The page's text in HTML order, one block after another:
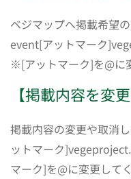
ベジマップへ掲載希望
event[アットマーク
※[アットマーク]を@に
【掲載内容を変
掲載内容の変更や取消
ットマーク
マーク]を@に変更して